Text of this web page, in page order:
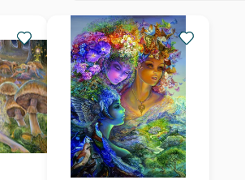
ce qui en fait la plus grande marque
” devient le plus grand puzzle du
ses 54.000 pièces. Un beau défi en